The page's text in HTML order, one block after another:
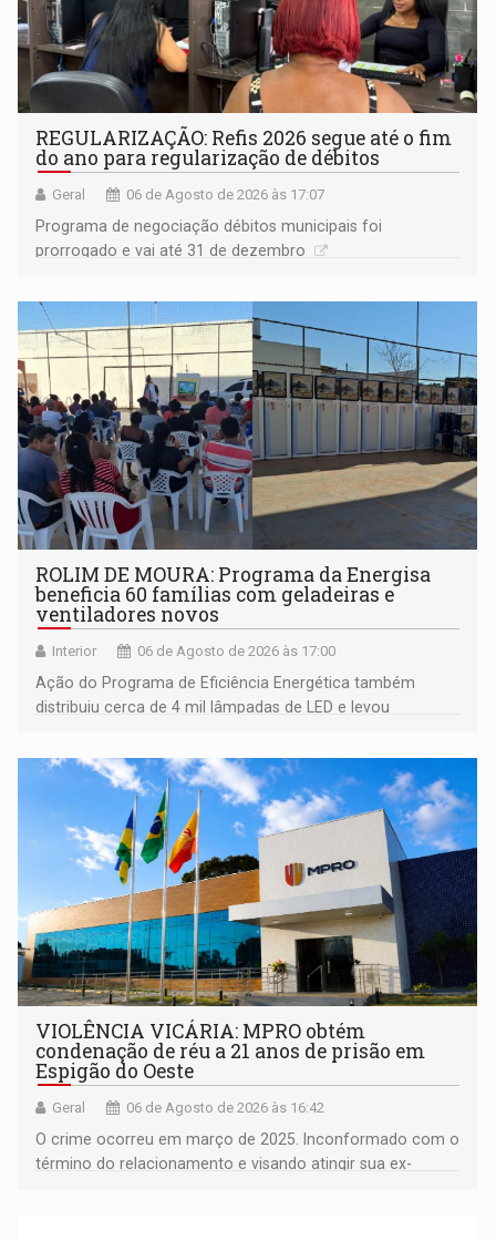
REGULARIZAÇÃO: Refis 2026 segue até o fim
do ano para regularização de débitos
Geral 06 de Agosto de 2026 às 17:07
Programa de negociação débitos municipais foi
prorrogado e vai até 31 de dezembro
ROLIM DE MOURA: Programa da Energisa
beneficia 60 famílias com geladeiras e
ventiladores novos
Interior 06 de Agosto de 2026 às 17:00
Ação do Programa de Eficiência Energética também
distribuiu cerca de 4 mil lâmpadas de LED e levou
comunidade
VIOLÊNCIA VICÁRIA: MPRO obtém
condenação de réu a 21 anos de prisão em
Espigão do Oeste
Geral 06 de Agosto de 2026 às 16:42
O crime ocorreu em março de 2025. Inconformado com o
término do relacionamento e visando atingir sua ex-